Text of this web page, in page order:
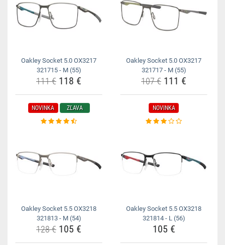
Oakley Socket 5.0 OX3217
321715 - M (55)
111 € 118 €
Oakley Socket 5.0 OX3217
321717 - M (55)
107 € 111 €
NOVINKA ZĽAVA
Oakley Socket 5.5 OX3218
321813 - M (54)
128 € 105 €
NOVINKA
Oakley Socket 5.5 OX3218
321814 - L (56)
105 €